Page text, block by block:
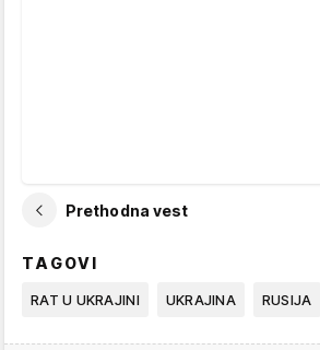
Prethodna vest
TAGOVI
RAT U UKRAJINI UKRAJINA RUSIJA